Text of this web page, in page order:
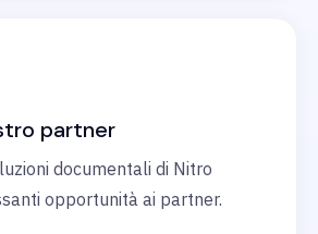
partner
documentali di Nitro
opportunità ai partner.